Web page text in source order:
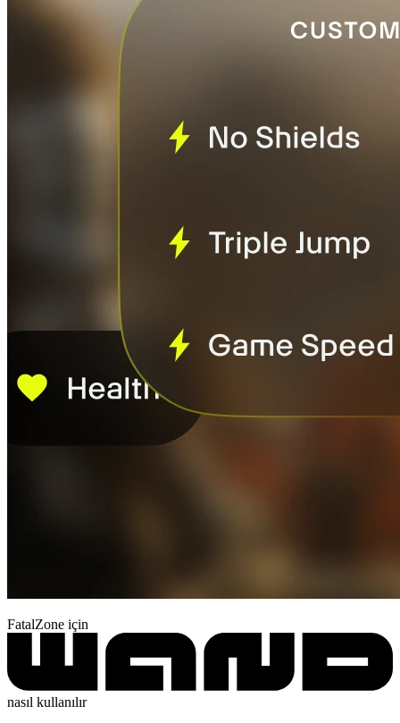
FatalZone için
nasıl kullanılır